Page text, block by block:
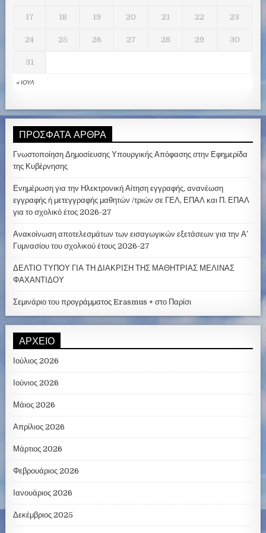
« ΙΟΎΛ
17 18 19 20 21 22 23
24 25 26 27 28 29 30
31
ΠΡΌΣΦΑΤΑ ΆΡΘΡΑ
Γνωστοποίηση Δημοσίευσης Υπουργικής Απόφασης στην Εφημερίδα
της Κυβέρνησης
Ενημέρωση για την Ηλεκτρονική Αίτηση εγγραφής, ανανέωση
εγγραφής ή μετεγγραφής μαθητών /τριών σε ΓΕΛ, ΕΠΑΛ και Π. ΕΠΑΛ
για το σχολικό έτος 2026-27
Ανακοίνωση αποτελεσμάτων των εισαγωγικών εξετάσεων για την Α’
Γυμνασίου του σχολικού έτους 2026-27
ΔΕΛΤΙΟ ΤΥΠΟΥ ΓΙΑ ΤΗ ΔΙΑΚΡΙΣΗ ΤΗΣ ΜΑΘΗΤΡΙΑΣ ΜΕΛΙΝΑΣ
ΦΑΧΑΝΤΙΔΟΥ
Σεμινάριο του προγράμματος Erasmus + στο Παρίσι
ΑΡΧΕΊΟ
Ιούλιος 2026
Ιούνιος 2026
Μάιος 2026
Απρίλιος 2026
Μάρτιος 2026
Φεβρουάριος 2026
Ιανουάριος 2026
Δεκέμβριος 2025